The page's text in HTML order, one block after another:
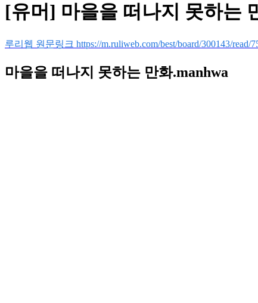
[유머] 마을을 떠나지 못하는
루리웹 원문링크 https://m.ruliweb.com/best/board/300143/read/
마을을 떠나지 못하는 만화.manhwa